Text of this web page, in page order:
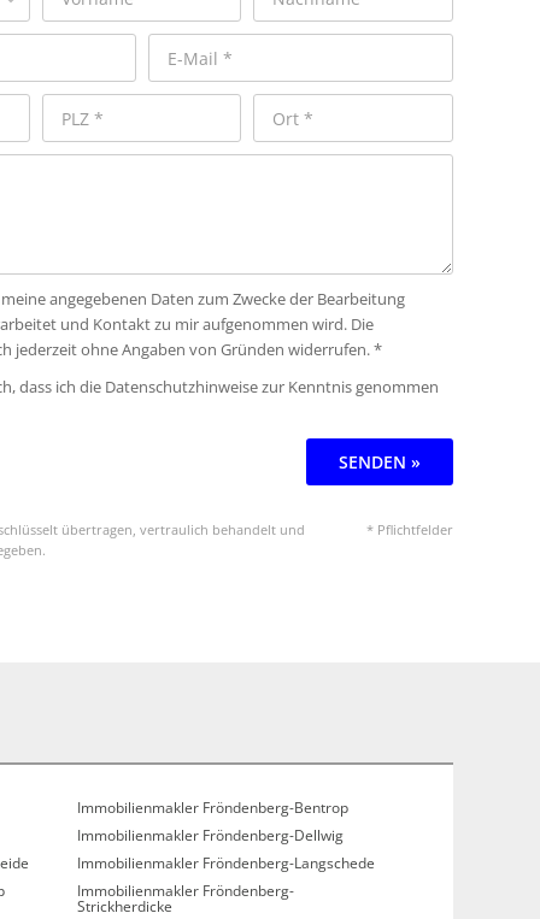
angegebenen Daten zum Zwecke der Bearbeitung
und Kontakt zu mir aufgenommen wird. Die
jederzeit ohne Angaben von Gründen widerrufen. *
dass ich die Datenschutzhinweise zur Kenntnis genommen
SENDEN »
übertragen, vertraulich behandelt und
* Pflichtfelder
Immobilienmakler Fröndenberg-Bentrop
Immobilienmakler Fröndenberg-Dellwig
Immobilienmakler Fröndenberg-Langschede
Immobilienmakler Fröndenberg-
Strickherdicke